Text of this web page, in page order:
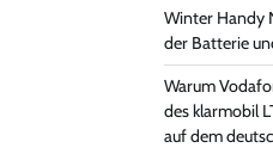
Winter Handy
der Batterie
Warum
des klarmobil
auf dem